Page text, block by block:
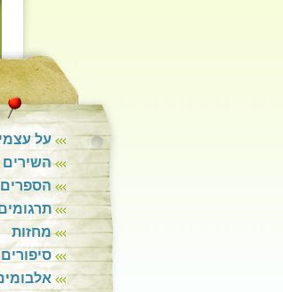
על
השירים
הספרים
מחזות
סיפורים